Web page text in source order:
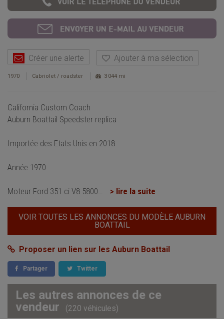
Créer une alerte Ajouter à ma sélection
1970 Cabriolet / roadster 3 044 mi
California Custom Coach
Auburn Boattail Speedster replica
Importée des Etats Unis en 2018
Année 1970
Moteur Ford 351 ci V8 5800… > lire la suite
VOIR TOUTES LES ANNONCES DU MODÈLE AUBURN
BOATTAIL
Proposer un lien sur les Auburn Boattail
Partager Twitter
Les autres annonces de ce
vendeur
(220 véhicules)